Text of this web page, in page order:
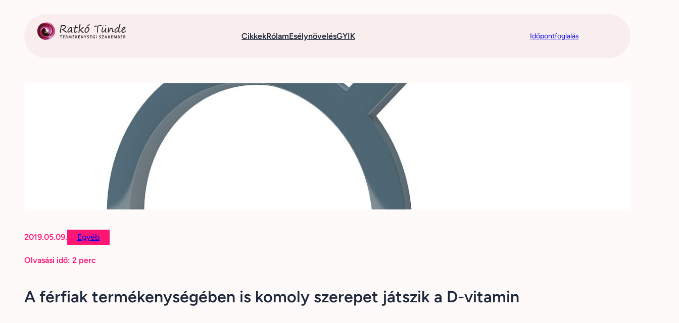
tartalomhoz
CikkekRólamEsélynövelésGYIK Időpontfoglalás
2019.05.09. Egyéb
Olvasási idő: 2 perc
A férfiak termékenységében is komoly szerepet játszik a D-vitamin